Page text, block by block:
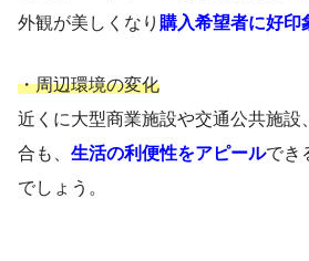
外観が美しくなり 購入希望者に好印
・周辺環境の変化
近くに大型商業施設や交通公共施設
合も、 生活の利便性をアピールでき
でしょう。